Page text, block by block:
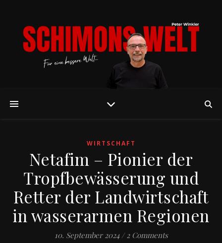
WIRTSCHAFT
Netafim – Pionier der
Tropfbewässerung und
Retter der Landwirtschaft
in wasserarmen Regionen
10. September 2024 / 2 Comments